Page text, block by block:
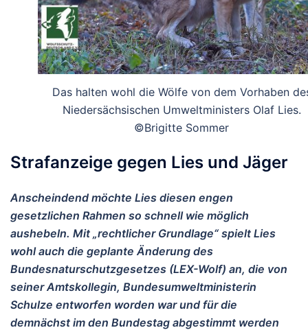
Das halten wohl die Wölfe von dem Vorhaben
Niedersächsischen Umweltministers Olaf Lies.
©Brigitte Sommer
Strafanzeige gegen Lies und Jäger
Anscheindend möchte Lies diesen engen
gesetzlichen Rahmen so schnell wie möglich
aushebeln. Mit „rechtlicher Grundlage“ spielt Lies
wohl auch die geplante Änderung des
Bundesnaturschutzgesetzes (LEX-Wolf) an, die von
seiner Amtskollegin, Bundesumweltministerin
Schulze entworfen worden war und für die
demnächst im den Bundestag abgestimmt werden